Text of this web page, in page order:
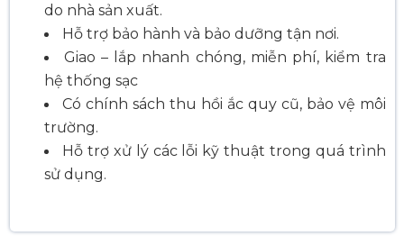
do nhà sản xuất.
Hỗ trợ bảo hành và bảo dưỡng tận nơi.
Giao – lắp nhanh chóng, miễn phí, kiểm tra
hệ thống sạc
Có chính sách thu hồi ắc quy cũ, bảo vệ môi
trường.
Hỗ trợ xử lý các lỗi kỹ thuật trong quá trình
sử dụng.